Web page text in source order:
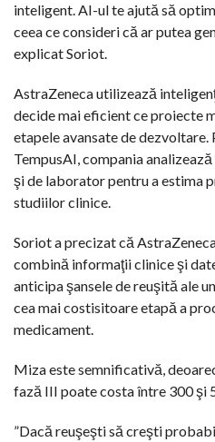
inteligent. AI-ul te ajută să
ceea ce consideri că ar putea
explicat Soriot.
AstraZeneca utilizează
decide mai eficient ce proiecte
etapele avansate de
TempusAI, compania
şi de laborator pentru a estima
studiilor clinice.
Soriot a precizat că
combină informaţii clinice şi
anticipa şansele de reuşită ale
cea mai costisitoare etapă a
medicament.
Miza este semnificativă,
fază III poate costa între 300 şi
”Dacă reuşeşti să creşti